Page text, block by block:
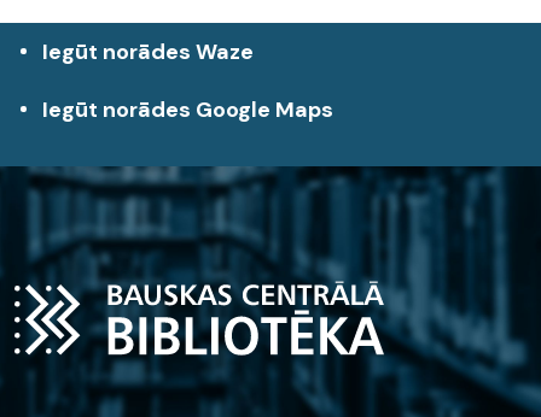
Iegūt norādes Waze
Iegūt norādes Google Maps